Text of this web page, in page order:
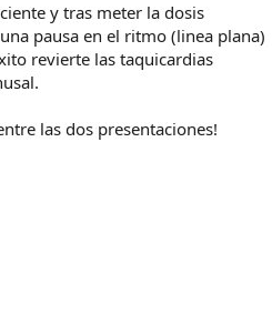
y tras meter la dosis
pausa en el ritmo (linea plana)
revierte las taquicardias
las dos presentaciones!